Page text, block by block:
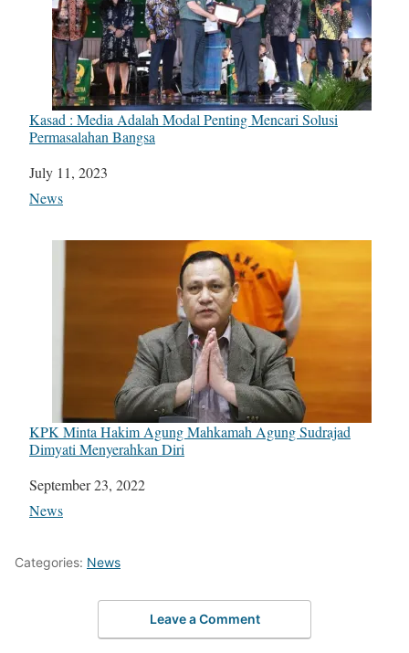
Kasad : Media Adalah Modal Penting Mencari Solusi
Permasalahan Bangsa
Date
July 11, 2023
In relation to
News
KPK Minta Hakim Agung Mahkamah Agung Sudrajad
Dimyati Menyerahkan Diri
Date
September 23, 2022
In relation to
News
Categories: News
Leave a Comment